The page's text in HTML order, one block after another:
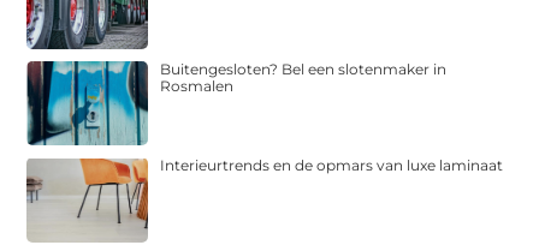
Buitengesloten? Bel een slotenmaker in
Rosmalen
Interieurtrends en de opmars van luxe laminaat